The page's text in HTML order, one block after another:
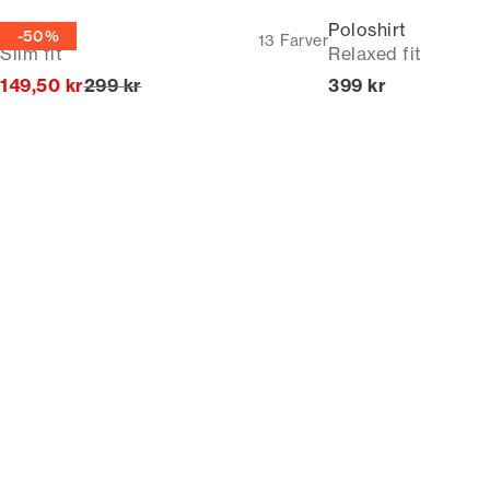
-50%
Poloshirt
Slim fit
13 Farver
149,50 krI alt (uden rabat)
299 kr
Poloshirt
Relaxed fit
I alt (inkl. rabat)
399 kr